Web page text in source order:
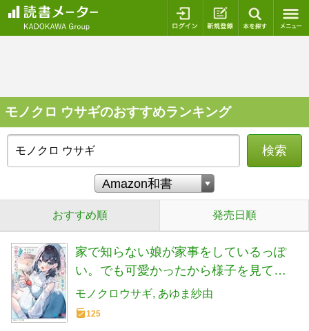
ログイン 新規登録
モノクロ ウサギのおすすめランキング
検索
おすすめ順 発売日順
家で知らない娘が家事をしているっぽ
い。でも可愛かったから様子を見てる
(角川スニーカー文庫)
モノクロウサギ あゆま紗由
125